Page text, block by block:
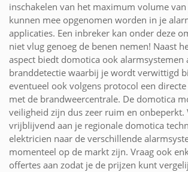
inschakelen van het maximum volume
kunnen mee opgenomen worden in je
applicaties. Een inbreker kan onder deze
niet vlug genoeg de benen nemen! Naast
aspect biedt domotica ook alarmsystemen
branddetectie waarbij je wordt verwittigd
eventueel ook volgens protocol een
met de brandweercentrale. De domotica
veiligheid zijn dus zeer ruim en onbeperkt.
vrijblijvend aan je regionale domotica
elektricien naar de verschillende
momenteel op de markt zijn. Vraag ook
offertes aan zodat je de prijzen kunt